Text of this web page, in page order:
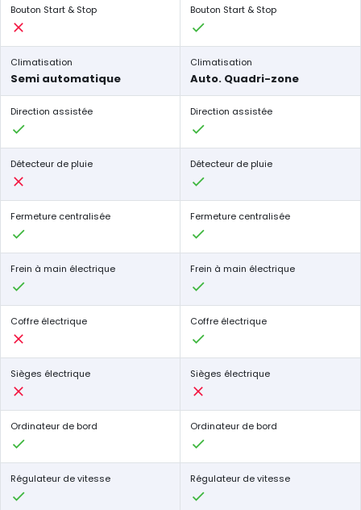
Bouton Start & Stop Bouton Start & Stop
Climatisation
Semi automatique
Climatisation
Auto. Quadri-zone
Direction assistée Direction assistée
Détecteur de pluie Détecteur de pluie
Fermeture centralisée Fermeture centralisée
Frein à main électrique Frein à main électrique
Coffre électrique Coffre électrique
Sièges électrique Sièges électrique
Ordinateur de bord Ordinateur de bord
Régulateur de vitesse Régulateur de vitesse